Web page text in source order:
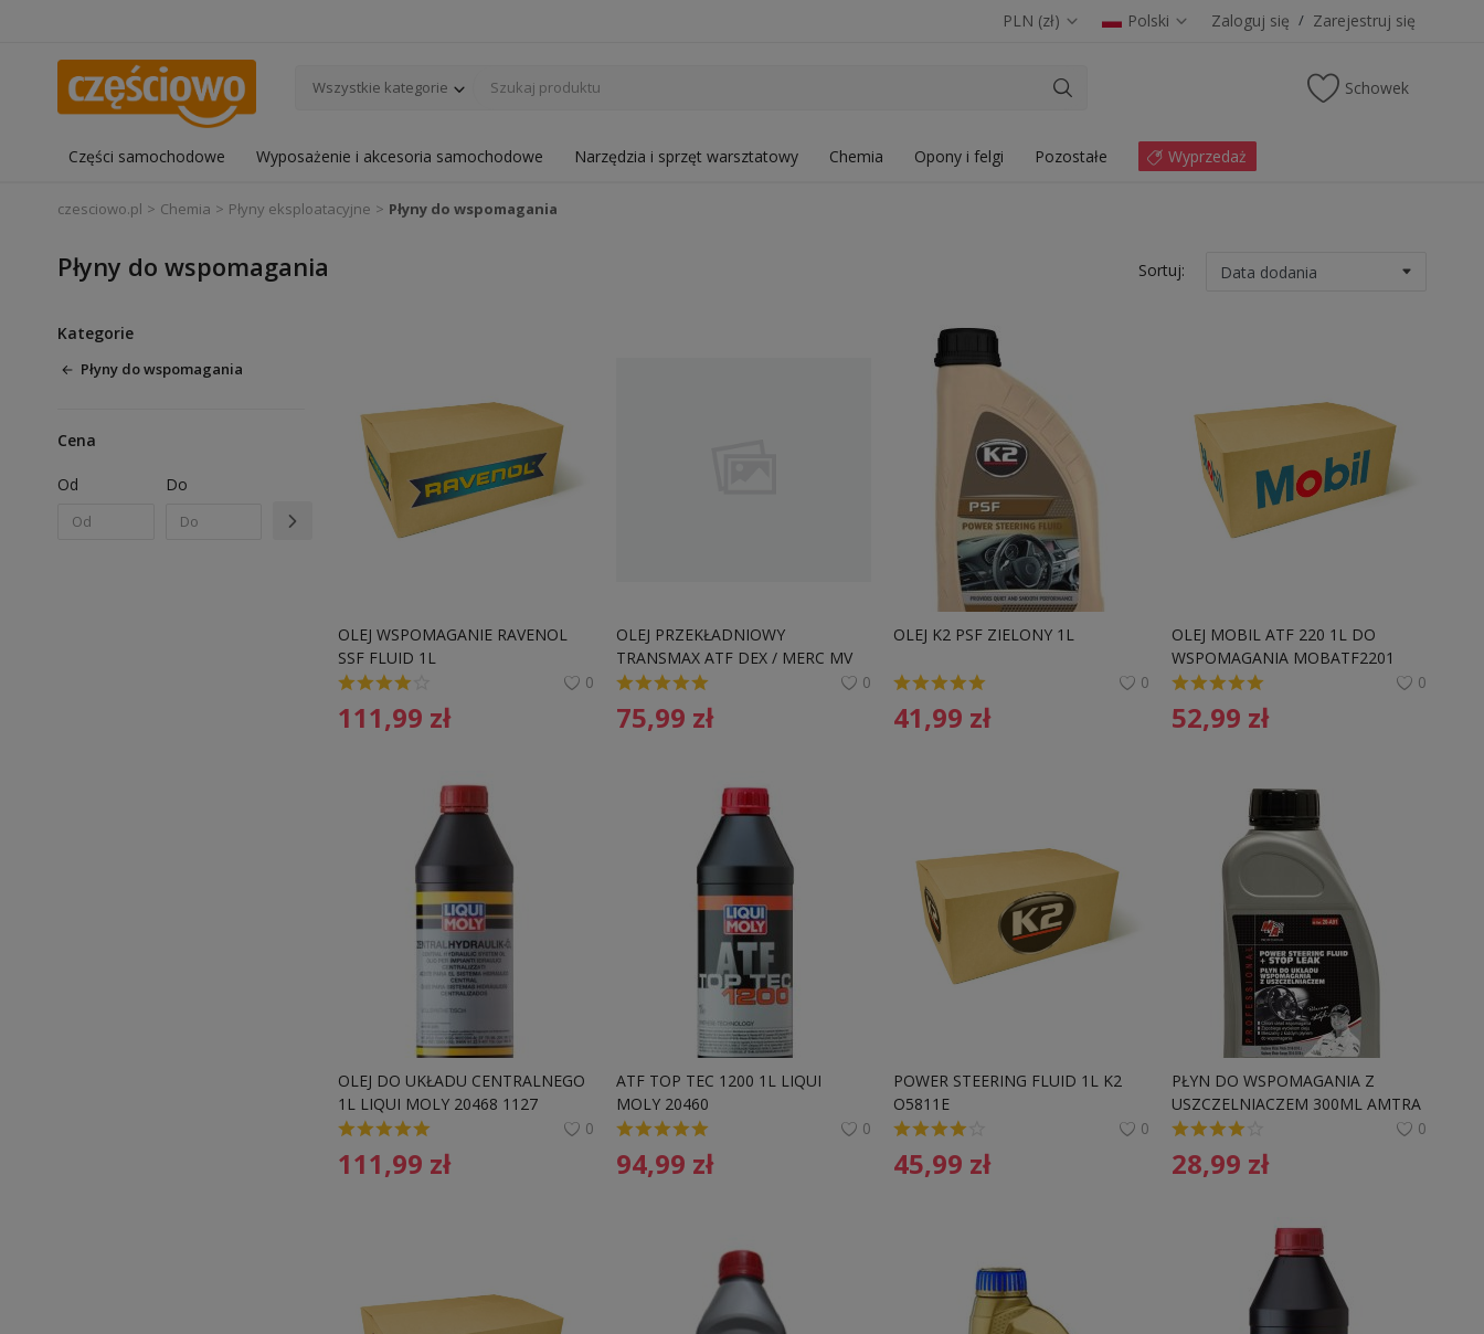
PLN (zł) Polski Zaloguj się / Zarejestruj się
Wszystkie kategorie Schowek
Części samochodowe Wyposażenie i akcesoria samochodowe Narzędzia i sprzęt warsztatowy Chemia Opony i felgi Pozostałe Wyprzedaż
czesciowo.pl Chemia Płyny eksploatacyjne Płyny do wspomagania
Płyny do wspomagania Sortuj:
Kategorie
Płyny do wspomagania
Cena
Od Do
OLEJ WSPOMAGANIE RAVENOL
SSF FLUID 1L
0
111,99 zł
OLEJ PRZEKŁADNIOWY
TRANSMAX ATF DEX / MERC MV
1L
0
75,99 zł
OLEJ K2 PSF ZIELONY 1L
0
41,99 zł
OLEJ MOBIL ATF 220 1L DO
WSPOMAGANIA MOBATF2201
0
52,99 zł
OLEJ DO UKŁADU CENTRALNEGO
1L LIQUI MOLY 20468 1127
0
111,99 zł
ATF TOP TEC 1200 1L LIQUI
MOLY 20460
0
94,99 zł
POWER STEERING FLUID 1L K2
O5811E
0
45,99 zł
PŁYN DO WSPOMAGANIA Z
USZCZELNIACZEM 300ML AMTRA
20 A91 DOUKADUWS
0
28,99 zł